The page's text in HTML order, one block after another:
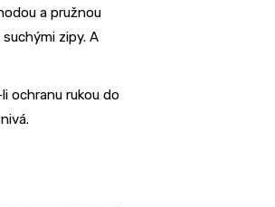
a pružnou
zipy. A
ochranu rukou do